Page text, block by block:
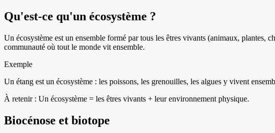
Qu'est-ce qu'un écosystème ?
Un écosystème est un ensemble formé par tous les êtres vivants (animaux,
communauté où tout le monde vit ensemble.
Exemple
Un étang est un écosystème : les poissons, les grenouilles, les algues y vivent
À retenir : Un écosystème = les êtres vivants + leur environnement physique.
Biocénose et biotope